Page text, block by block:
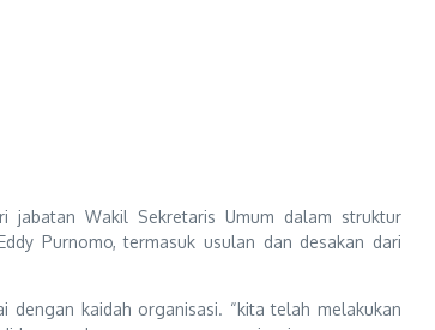
jabatan Wakil Sekretaris Umum dalam struktur
Purnomo, termasuk usulan dan desakan dari
dengan kaidah organisasi. “kita telah melakukan